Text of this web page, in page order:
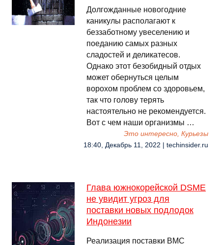
Долгожданные новогодние
каникулы располагают к
беззаботному увеселению и
поеданию самых разных
сладостей и деликатесов.
Однако этот безобидный отдых
может обернуться целым
ворохом проблем со здоровьем,
так что голову терять
настоятельно не рекомендуется.
Вот с чем наши организмы …
Это интересно, Курьезы
18:40, Декабрь 11, 2022 | techinsider.ru
Глава южнокорейской DSME
не увидит угроз для
поставки новых подлодок
Индонезии
Реализация поставки ВМС